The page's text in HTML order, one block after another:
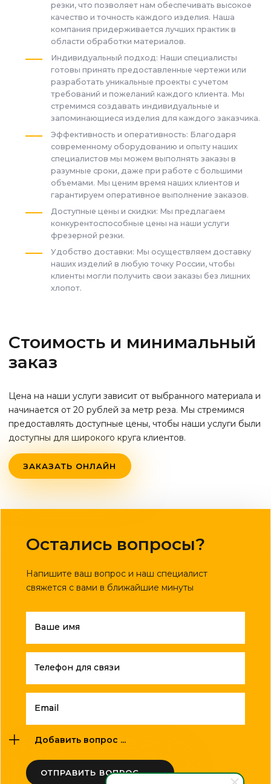
резки, что позволяет нам обеспечивать высокое
качество и точность каждого изделия. Наша
компания придерживается лучших практик в
области обработки материалов.
Индивидуальный подход: Наши специалисты
готовы принять предоставленные чертежи или
разработать уникальные проекты с учетом
требований и пожеланий каждого клиента. Мы
стремимся создавать индивидуальные и
запоминающиеся изделия для каждого заказчика.
Эффективность и оперативность: Благодаря
современному оборудованию и опыту наших
специалистов мы можем выполнять заказы в
разумные сроки, даже при работе с большими
объемами. Мы ценим время наших клиентов и
гарантируем оперативное выполнение заказов.
Доступные цены и скидки: Мы предлагаем
конкурентоспособные цены на наши услуги
фрезерной резки.
Удобство доставки: Мы осуществляем доставку
наших изделий в любую точку России, чтобы
клиенты могли получить свои заказы без лишних
хлопот.
Стоимость и минимальный
заказ
Цена на наши услуги зависит от выбранного материала и
начинается от 20 рублей за метр реза. Мы стремимся
предоставлять доступные цены, чтобы наши услуги были
доступны для широкого круга клиентов.
ЗАКАЗАТЬ ОНЛАЙН
Остались вопросы?
Напишите ваш вопрос и наш специалист
свяжется с вами в ближайшие минуты
Ваше имя
Телефон для связи
Email
Добавить вопрос ...
ОТПРАВИТЬ ВОПРОС